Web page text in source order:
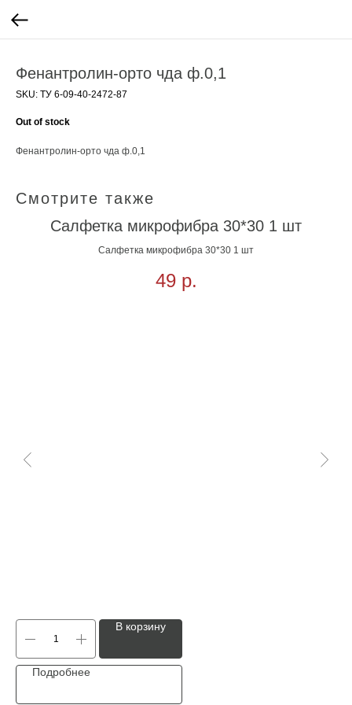
Фенантролин-орто чда ф.0,1
SKU: ТУ 6-09-40-2472-87
Out of stock
Фенантролин-орто чда ф.0,1
Смотрите также
Салфетка микрофибра 30*30 1 шт
Салфетка микрофибра 30*30 1 шт
49 р.
В корзину
Подробнее